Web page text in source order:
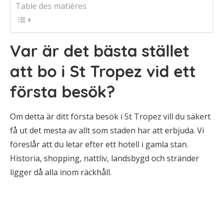
Table des matières
Var är det bästa stället
att bo i St Tropez vid ett
första besök?
Om detta är ditt första besök i St Tropez vill du säkert
få ut det mesta av allt som staden har att erbjuda. Vi
föreslår att du letar efter ett hotell i gamla stan.
Historia, shopping, nattliv, landsbygd och stränder
ligger då alla inom räckhåll.